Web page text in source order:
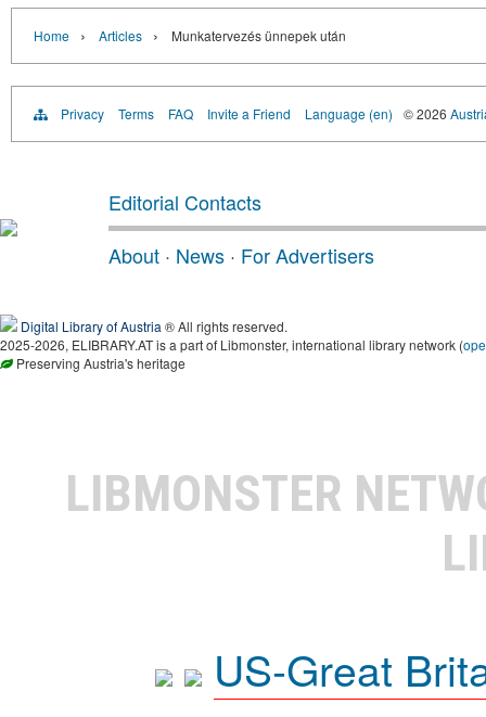
Home › Articles › Munkatervezés ünnepek után
Privacy Terms FAQ Invite a Friend Language (en) © 2026
Editorial Contacts
About · News · For Advertisers
Digital Library of Austria ® All rights reserved.
2025-2026, ELIBRARY.AT is a part of Libmonster, international library network (
Preserving Austria's heritage
LIBMONSTER
US-Great